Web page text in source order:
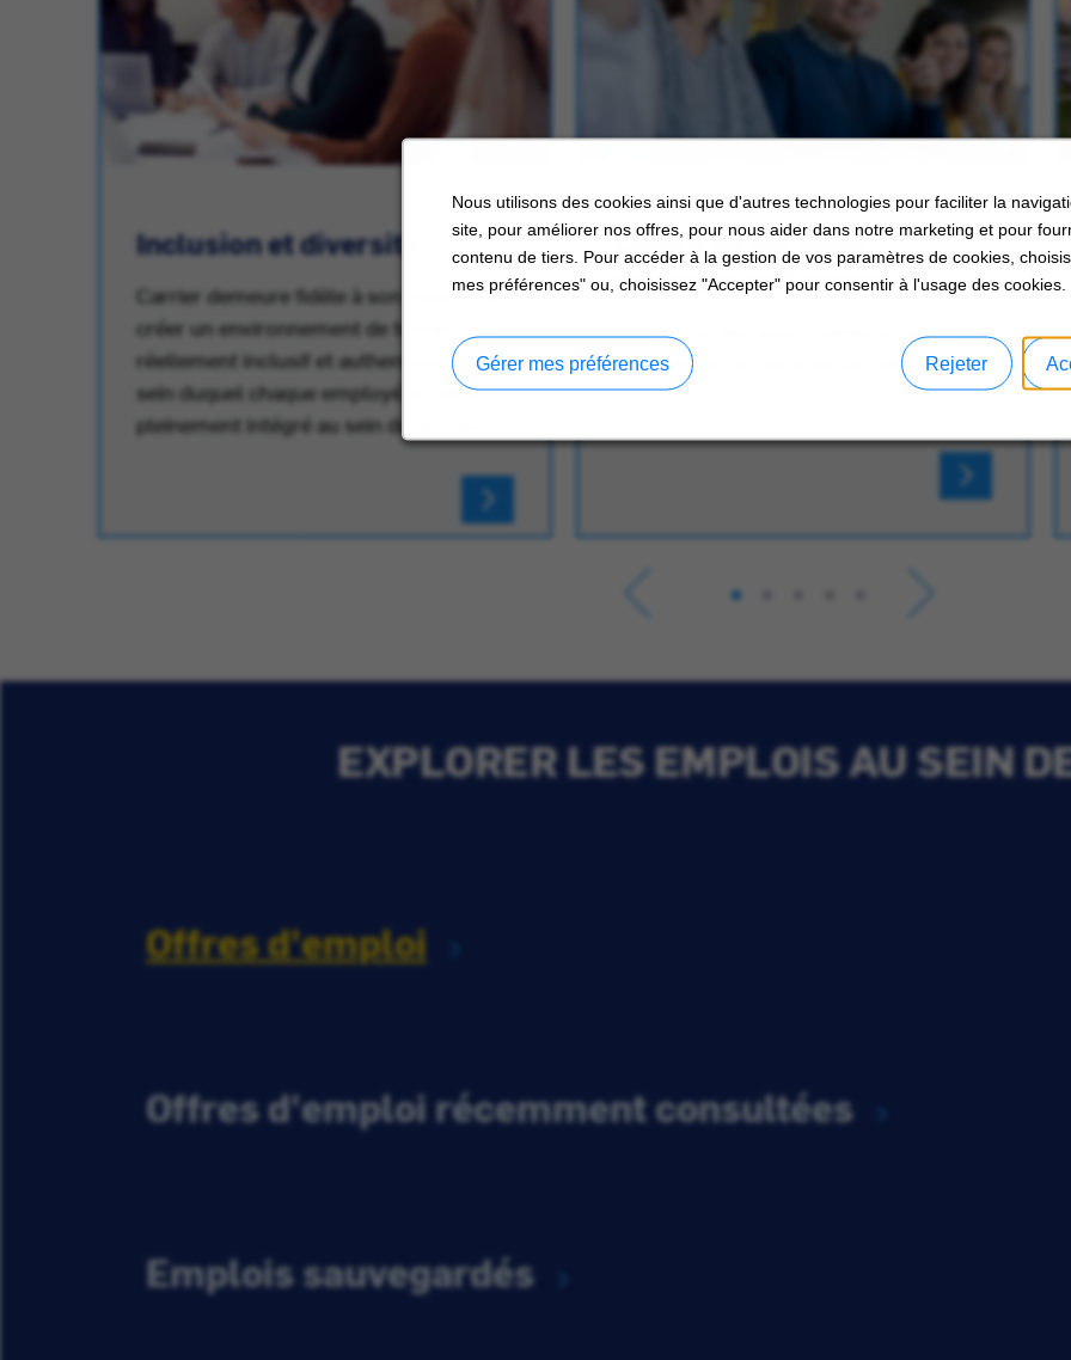
Nous utilisons des cookies ainsi que d'autres technologies pour faciliter la
site, pour améliorer nos offres, pour nous aider dans notre marketing et pour
contenu de tiers. Pour accéder à la gestion de vos paramètres de cookies,
mes préférences" ou, choisissez "Accepter" pour consentir à l'usage des cookies.
Rejeter
Gérer mes préférences
Inclusion et diversité
Carrier demeure fidèle à son objectif de
créer un environnement de travail
réellement inclusif et authentique, au
sein duquel chaque employé se sente
pleinement intégré au sein du groupe.
Centre de services
partagés de Carrier
Découvrez les opportunités au sein de
nos centres de services partagés.
EXPLORER LES EMPLOIS AU SEIN
Offres d'emploi
Offres d'emploi récemment consultées
Emplois sauvegardés